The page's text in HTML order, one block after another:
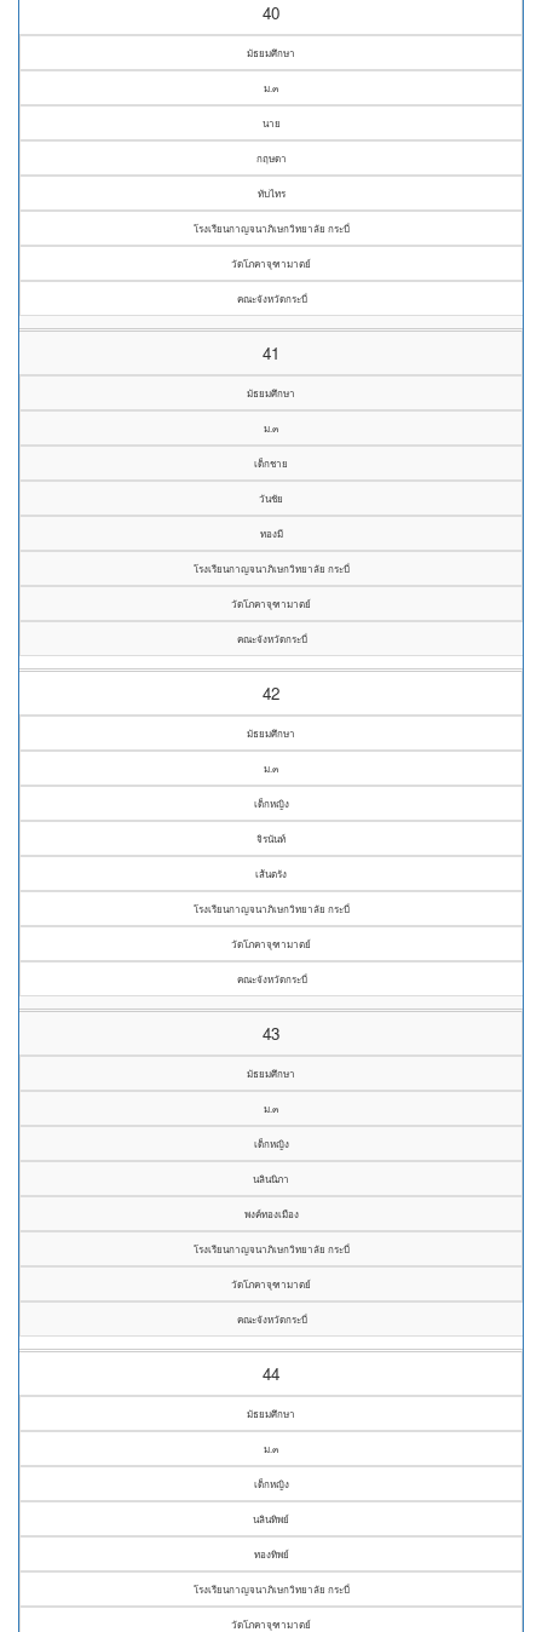
40
มัธยมศึกษา
ม.๓
นาย
กฤษดา
ทับไทร
โรงเรียนกาญจนาภิเษกวิทยาลัย กระบี่
วัดโภคาจุฑามาตย์
คณะจังหวัดกระบี่
41
มัธยมศึกษา
ม.๓
เด็กชาย
วันชัย
ทองมี
โรงเรียนกาญจนาภิเษกวิทยาลัย กระบี่
วัดโภคาจุฑามาตย์
คณะจังหวัดกระบี่
42
มัธยมศึกษา
ม.๓
เด็กหญิง
จิรนันท์
เส้นตรัง
โรงเรียนกาญจนาภิเษกวิทยาลัย กระบี่
วัดโภคาจุฑามาตย์
คณะจังหวัดกระบี่
43
มัธยมศึกษา
ม.๓
เด็กหญิง
นลินนิภา
พงค์ทองเมือง
โรงเรียนกาญจนาภิเษกวิทยาลัย กระบี่
วัดโภคาจุฑามาตย์
คณะจังหวัดกระบี่
44
มัธยมศึกษา
ม.๓
เด็กหญิง
นลินทิพย์
ทองทิพย์
โรงเรียนกาญจนาภิเษกวิทยาลัย กระบี่
วัดโภคาจุฑามาตย์